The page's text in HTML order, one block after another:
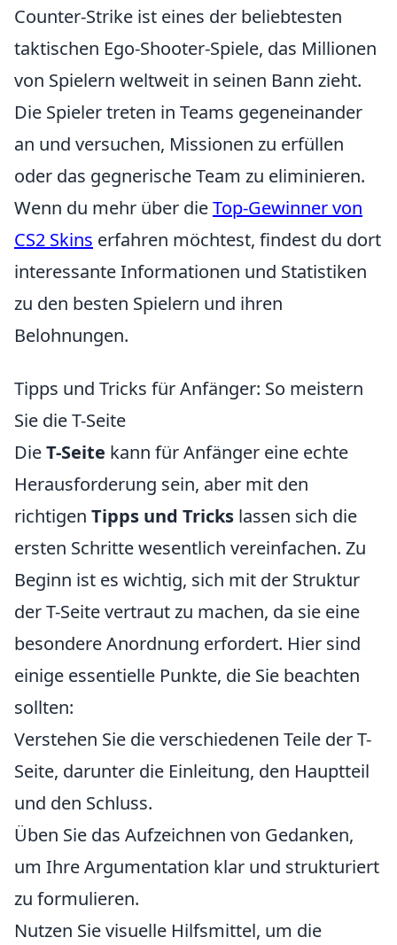
Counter-Strike ist eines der beliebtesten
taktischen Ego-Shooter-Spiele, das Millionen
von Spielern weltweit in seinen Bann zieht.
Die Spieler treten in Teams gegeneinander
an und versuchen, Missionen zu erfüllen
oder das gegnerische Team zu eliminieren.
Wenn du mehr über dieTop-Gewinner von
CS2 Skins erfahren möchtest, findest du dort
interessante Informationen und Statistiken
zu den besten Spielern und ihren
Belohnungen.
Tipps und Tricks für Anfänger: So meistern
Sie die T-Seite
DieT-Seite kann für Anfänger eine echte
Herausforderung sein, aber mit den
richtigen Tipps und Tricks lassen sich die
ersten Schritte wesentlich vereinfachen. Zu
Beginn ist es wichtig, sich mit der Struktur
der T-Seite vertraut zu machen, da sie eine
besondere Anordnung erfordert. Hier sind
einige essentielle Punkte, die Sie beachten
sollten:
Verstehen Sie die verschiedenen Teile der T-
Seite, darunter die Einleitung, den Hauptteil
und den Schluss.
Üben Sie das Aufzeichnen von Gedanken,
um Ihre Argumentation klar und strukturiert
zu formulieren.
Nutzen Sie visuelle Hilfsmittel, um die